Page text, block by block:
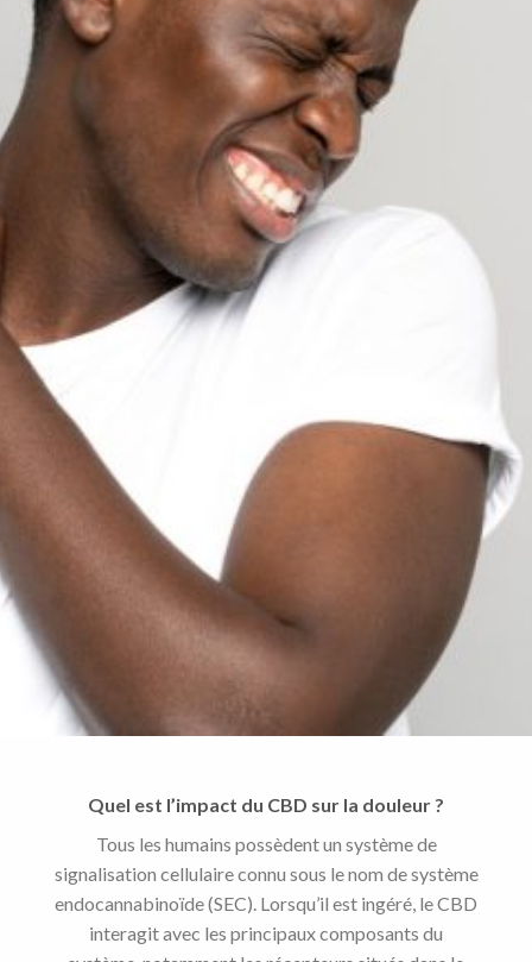
Quel est l’impact du CBD sur la douleur ?
Tous les humains possèdent un système de
signalisation cellulaire connu sous le nom de système
endocannabinoïde (SEC). Lorsqu’il est ingéré, le CBD
interagit avec les principaux composants du